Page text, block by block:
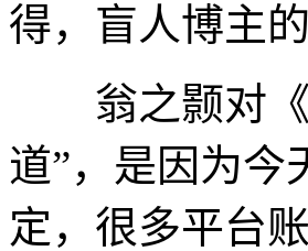
得，盲人博主
翁之颢对《
道”，是因为今
定，很多平台